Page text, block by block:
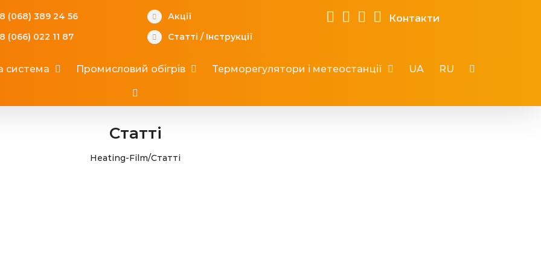
(068) 389 24 56
(066) 022 11 87
Акції
Статті / Інструкції
Контакти
система Промисловий обігрів Терморегулятори і метеостанції UA RU
Статті
Heating-Film/Статті